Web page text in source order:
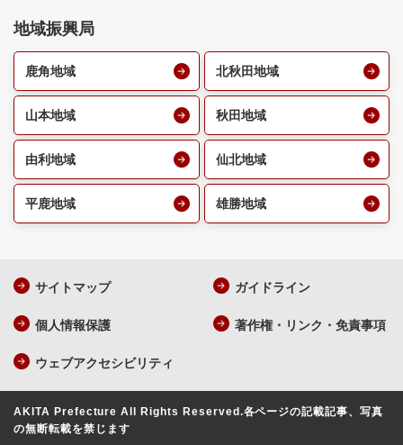
地域振興局
鹿角地域 北秋田地域
山本地域 秋田地域
由利地域 仙北地域
平鹿地域 雄勝地域
サイトマップ ガイドライン
個人情報保護 著作権・リンク・免責事項
ウェブアクセシビリティ
AKITA Prefecture All Rights Reserved.各ページの記載記事、写真
の無断転載を禁じます